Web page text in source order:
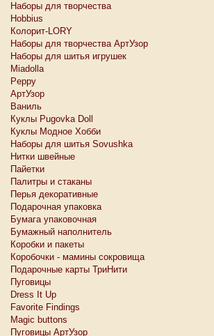
Наборы для творчества
Hobbius
Колорит-LORY
Наборы для творчества АртУзор
Наборы для шитья игрушек
Miadolla
Peppy
АртУзор
Ваниль
Куклы Pugovka Doll
Куклы Модное Хобби
Наборы для шитья Sovushka
Нитки швейные
Пайетки
Палитры и стаканы
Перья декоративные
Подарочная упаковка
Бумага упаковочная
Бумажный наполнитель
Коробки и пакеты
Коробочки - мамины сокровища
Подарочные карты ТриНити
Пуговицы
Dress It Up
Favorite Findings
Magic buttons
Пуговицы АртУзор